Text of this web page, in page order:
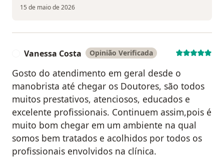
15 de maio de 2026
Vanessa Costa Opinião Verificada
Gosto do atendimento em geral desde o
manobrista até chegar os Doutores, são todos
muitos prestativos, atenciosos, educados e
excelente profissionais. Continuem assim,pois é
muito bom chegar em um ambiente na qual
somos bem tratados e acolhidos por todos os
profissionais envolvidos na clínica.